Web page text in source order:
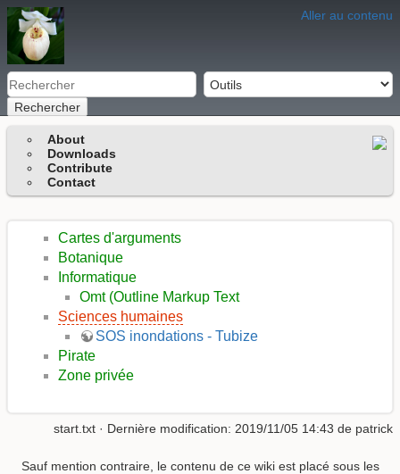
Aller au contenu
Rechercher
About
Downloads
Contribute
Contact
Cartes d'arguments
Botanique
Informatique
Omt (Outline Markup Text
Sciences humaines
SOS inondations - Tubize
Pirate
Zone privée
start.txt · Dernière modification: 2019/11/05 14:43 de patrick
Sauf mention contraire, le contenu de ce wiki est placé sous les